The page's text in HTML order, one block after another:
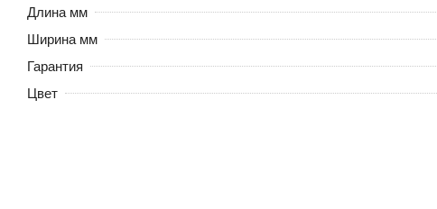
Длина мм
Ширина мм
Гарантия
Цвет